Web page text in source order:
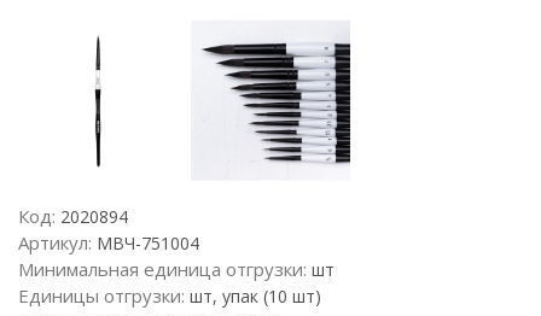
Код: 2020894
Артикул: МВЧ-751004
Минимальная единица отгрузки: шт
Единицы отгрузки: шт, упак (10 шт)